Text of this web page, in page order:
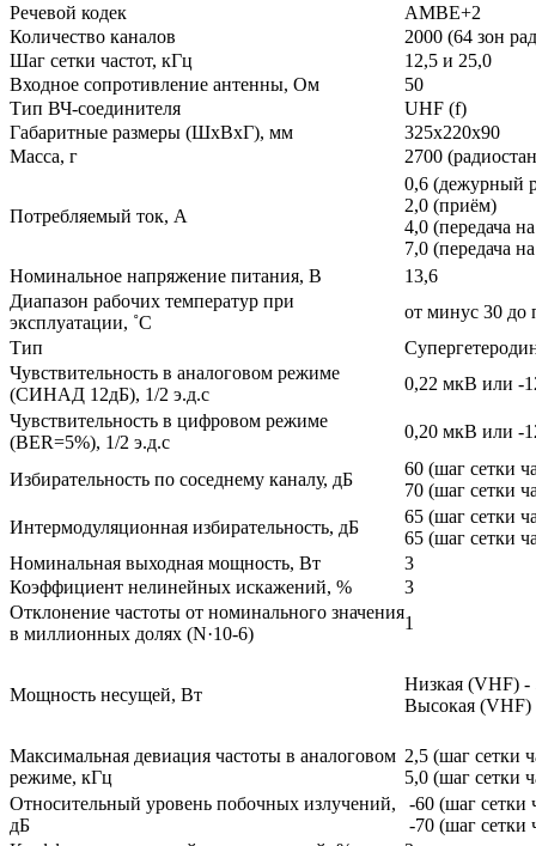
Речевой кодек
AMBE+2
Количество каналов
2000 (64 зон
Шаг сетки частот, кГц
12,5 и 25,0
Входное сопротивление антенны, Ом
50
Тип ВЧ-соединителя
UHF (f)
Габаритные размеры (ШхВхГ), мм
325х220х90
Масса, г
2700
Потребляемый ток, А
0,6 (дежурный
2,0 (приём)
4,0 (передача
7,0 (передача
Номинальное напряжение питания, В
13,6
Диапазон рабочих температур при
эксплуатации, ˚С
от минус 30 до
Тип
Чувствительность в аналоговом режиме
(СИНАД 12дБ), 1/2 э.д.с
0,22 мкВ или -
Чувствительность в цифровом режиме
(BER=5%), 1/2 э.д.с
0,20 мкВ или -
Избирательность по соседнему каналу, дБ
60 (шаг сетки
70 (шаг сетки
Интермодуляционная избирательность, дБ
65 (шаг сетки
65 (шаг сетки
Номинальная выходная мощность, Вт
3
Коэффициент нелинейных искажений, %
3
Отклонение частоты от номинального значения
в миллионных долях (N·10-6)
1
Мощность несущей, Вт
Низкая (VHF) -
Высокая (VHF)
Максимальная девиация частоты в аналоговом
режиме, кГц
2,5 (шаг сетки
5,0 (шаг сетки
Относительный уровень побочных излучений,
дБ
-60 (шаг сетки
-70 (шаг сетки